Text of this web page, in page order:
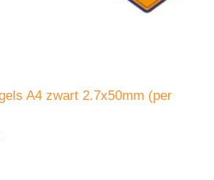
A4 zwart 2.7x50mm (per